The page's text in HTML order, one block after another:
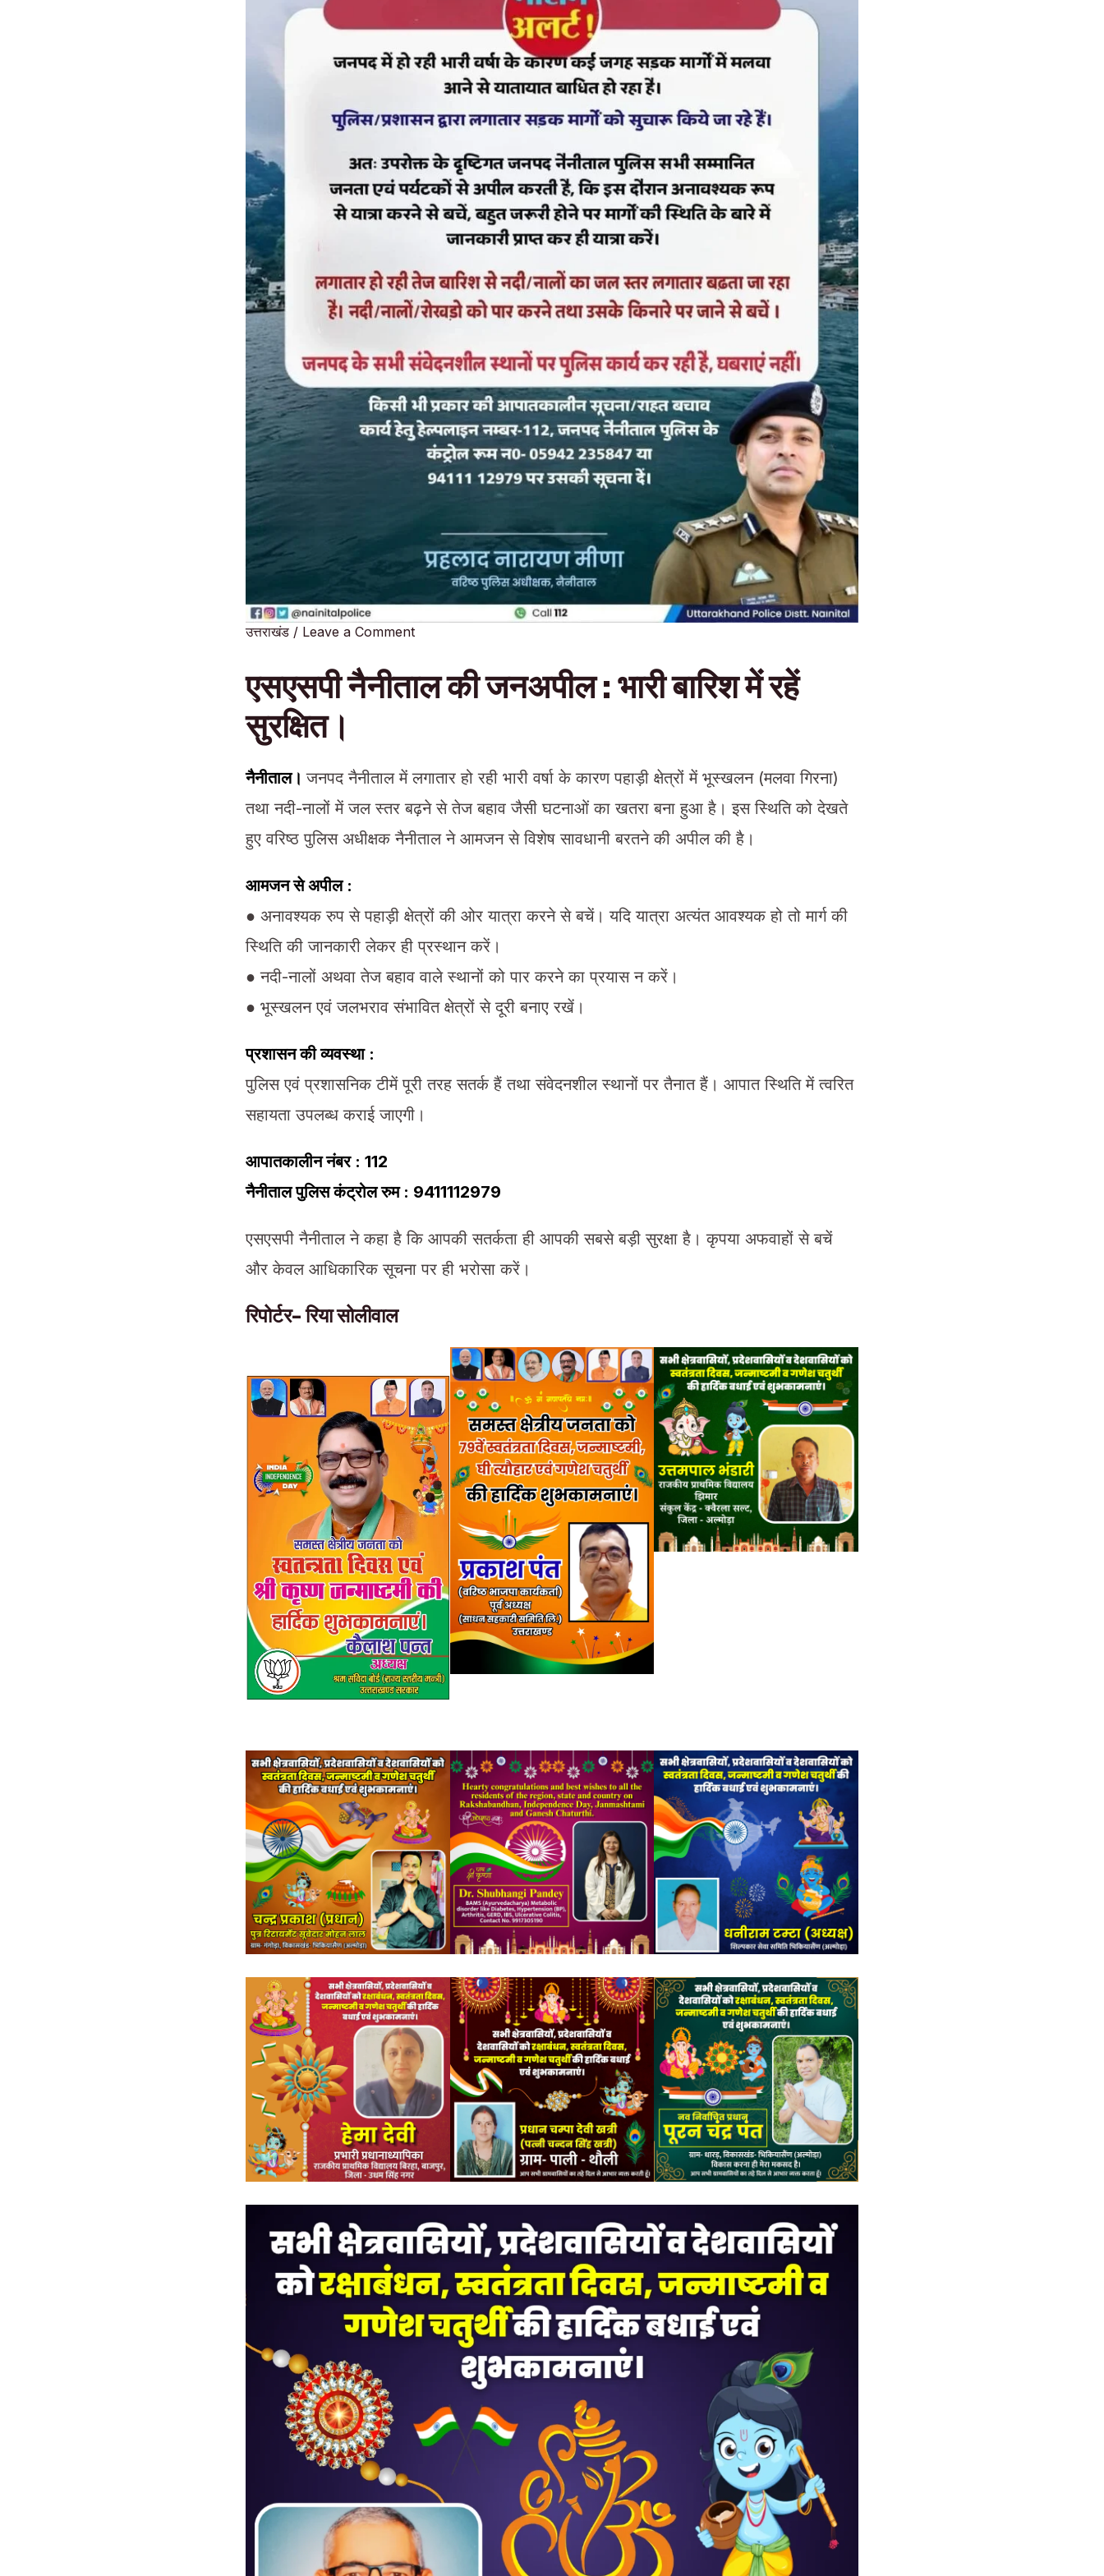
उत्तराखंड/ Leave a Comment
एसएसपी नैनीताल की जनअपील : भारी बारिश में रहें
सुरक्षित।
नैनीताल।जनपद नैनीताल में लगातार हो रही भारी वर्षा के कारण पहाड़ी क्षेत्रों में भूस्खलन (मलवा गिरना)
तथा नदी-नालों में जल स्तर बढ़ने से तेज बहाव जैसी घटनाओं का खतरा बना हुआ है। इस स्थिति को देखते
हुए वरिष्ठ पुलिस अधीक्षक नैनीताल ने आमजन से विशेष सावधानी बरतने की अपील की है।
आमजन से अपील :
● अनावश्यक रुप से पहाड़ी क्षेत्रों की ओर यात्रा करने से बचें। यदि यात्रा अत्यंत आवश्यक हो तो मार्ग की
स्थिति की जानकारी लेकर ही प्रस्थान करें।
● नदी-नालों अथवा तेज बहाव वाले स्थानों को पार करने का प्रयास न करें।
● भूस्खलन एवं जलभराव संभावित क्षेत्रों से दूरी बनाए रखें।
प्रशासन की व्यवस्था :
पुलिस एवं प्रशासनिक टीमें पूरी तरह सतर्क हैं तथा संवेदनशील स्थानों पर तैनात हैं। आपात स्थिति में त्वरित
सहायता उपलब्ध कराई जाएगी।
आपातकालीन नंबर : 112
नैनीताल पुलिस कंट्रोल रुम : 9411112979
एसएसपी नैनीताल ने कहा है कि आपकी सतर्कता ही आपकी सबसे बड़ी सुरक्षा है। कृपया अफवाहों से बचें
और केवल आधिकारिक सूचना पर ही भरोसा करें।
रिपोर्टर- रिया सोलीवाल